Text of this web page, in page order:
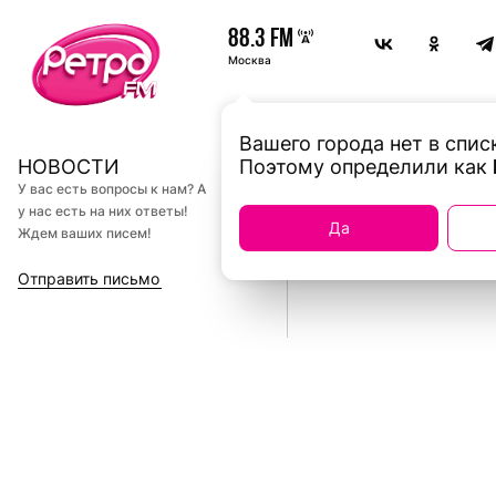
88.3 FM
Москва
Вашего города нет в
Поэтому определили как
Да
НОВОСТИ
У вас есть вопросы к нам? А
у нас есть на них ответы!
Ждем ваших писем!
Отправить письмо